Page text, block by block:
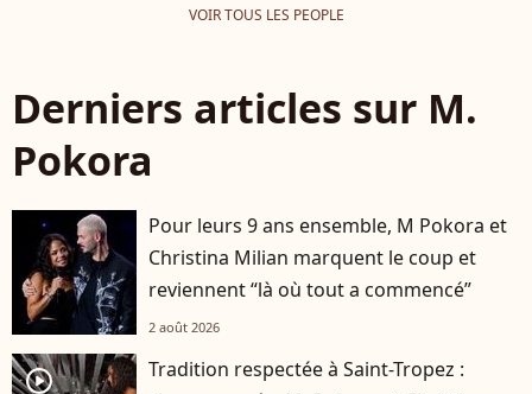
VOIR TOUS LES PEOPLE
Derniers articles sur M.
Pokora
Pour leurs 9 ans ensemble, M Pokora et
Christina Milian marquent le coup et
reviennent “là où tout a commencé”
2 août 2026
player2
Tradition respectée à Saint-Tropez :